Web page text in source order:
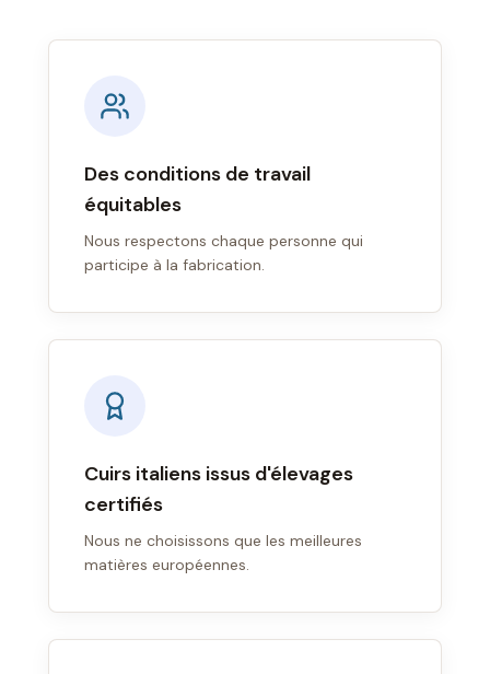
Des conditions de travail
équitables
Nous respectons chaque personne qui
participe à la fabrication.
Cuirs italiens issus d'élevages
certifiés
Nous ne choisissons que les meilleures
matières européennes.